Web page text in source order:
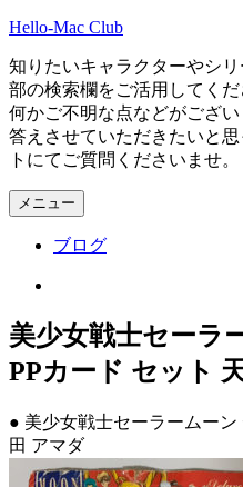
コ
テ
ン
ツ
へ
ス
キ
ッ
Hello-Mac Club
知りたいキャラクターやシ
部の検索欄をご活用してく
何かご不明な点などがござ
答えさせていただきたいと
トにてご質問くださいませ。
メニュー
ブログ
美少女戦士セーラ
PPカード セット
● 美少女戦士セーラームーン
田 アマダ